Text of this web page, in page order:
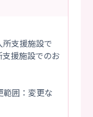
支援施設で
援施設でのお
囲：変更な